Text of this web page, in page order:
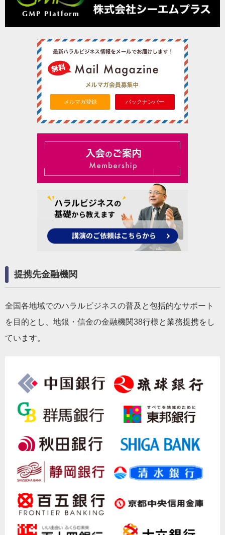
メルマガ登録 バックナンバー
提携先金融機関
全国各地域でのハラルビジネスの普及と包括的なサポート
を目的とし、地銀・信金の金融機関38行様と業務提携をし
ています。